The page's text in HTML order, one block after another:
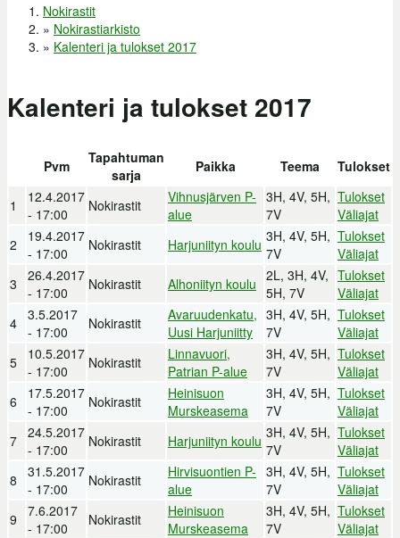
Olet täällä
Nokirastit
» Nokirastiarkisto
» Kalenteri ja tulokset 2017
Kalenteri ja tulokset 2017
Pvm
Tapahtuman
sarja
Paikka Teema Tulokset
1
12.4.2017
- 17:00
Nokirastit
Vihnusjärven P-
alue
3H, 4V, 5H,
7V
Tulokset
Väliajat
2
19.4.2017
- 17:00
Nokirastit Harjuniityn koulu 3H, 4V, 5H,
7V
Tulokset
Väliajat
3
26.4.2017
- 17:00
Nokirastit Alhoniityn koulu 2L, 3H, 4V,
5H, 7V
Tulokset
Väliajat
4 3.5.2017
- 17:00
Nokirastit
Avaruudenkatu,
Uusi Harjuniitty
3H, 4V, 5H,
7V
Tulokset
Väliajat
5
10.5.2017
- 17:00
Nokirastit
Linnavuori,
Patrian P-alue
3H, 4V, 5H,
7V
Tulokset
Väliajat
6
17.5.2017
- 17:00
Nokirastit
Heinisuon
Murskeasema
3H, 4V, 5H,
7V
Tulokset
Väliajat
7 24.5.2017
- 17:00
Nokirastit Harjuniityn koulu 3H, 4V, 5H,
7V
Tulokset
Väliajat
8
31.5.2017
- 17:00
Nokirastit
Hirvisuontien P-
alue
3H, 4V, 5H,
7V
Tulokset
Väliajat
9
7.6.2017
- 17:00
Nokirastit
Heinisuon
Murskeasema
3H, 4V, 5H,
7V
Tulokset
Väliajat